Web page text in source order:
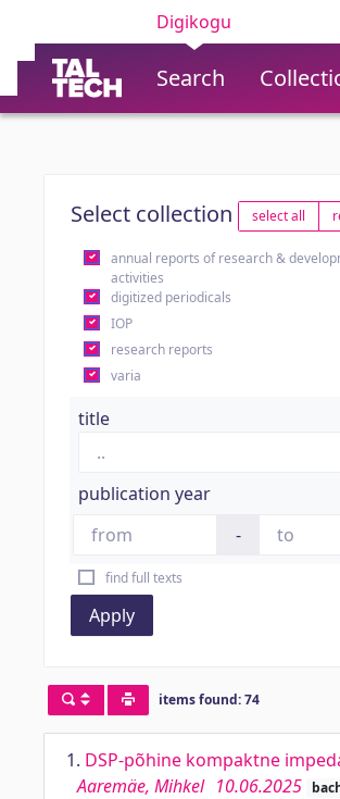
Digikogu
Search
Select collection select all
annual reports of research &
activities
digitized periodicals
IOP
research reports
varia
title
publication year
-
find full texts
Apply
items found: 74
1. DSP-põhine kompaktne
Aaremäe, Mihkel 10.06.2025